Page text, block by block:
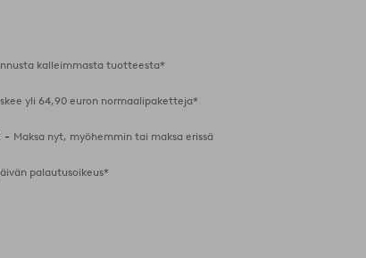
kalleimmasta tuotteesta*
yli 64,90 euron normaalipaketteja*
- Maksa nyt, myöhemmin tai maksa erissä
palautusoikeus*